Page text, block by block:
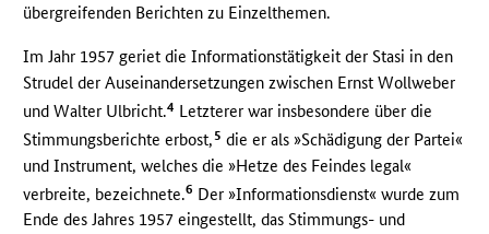
übergreifenden Berichten zu Einzelthemen.
Im Jahr 1957 geriet die Informationstätigkeit der Stasi in den
Strudel der Auseinandersetzungen zwischen Ernst Wollweber
und Walter Ulbricht.4 Letzterer war insbesondere über die
Stimmungsberichte erbost, 5 die er als »Schädigung der Partei«
und Instrument, welches die »Hetze des Feindes legal«
verbreite, bezeichnete.6 Der »Informationsdienst« wurde zum
Ende des Jahres 1957 eingestellt, das Stimmungs- und